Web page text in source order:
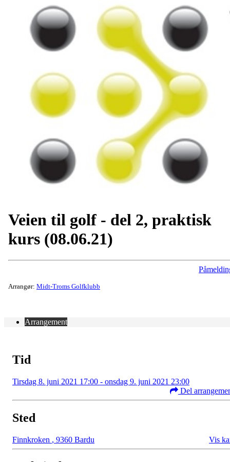
Veien til golf - del 2, praktisk
kurs (08.06.21)
Arrangør: Midt-Troms Golfklubb
Arrangement
Tid
Tirsdag 8. juni 2021 17:00 - onsdag 9. juni 2021 23:00
Del
Sted
Finnkroken , 9360 Bardu Vis